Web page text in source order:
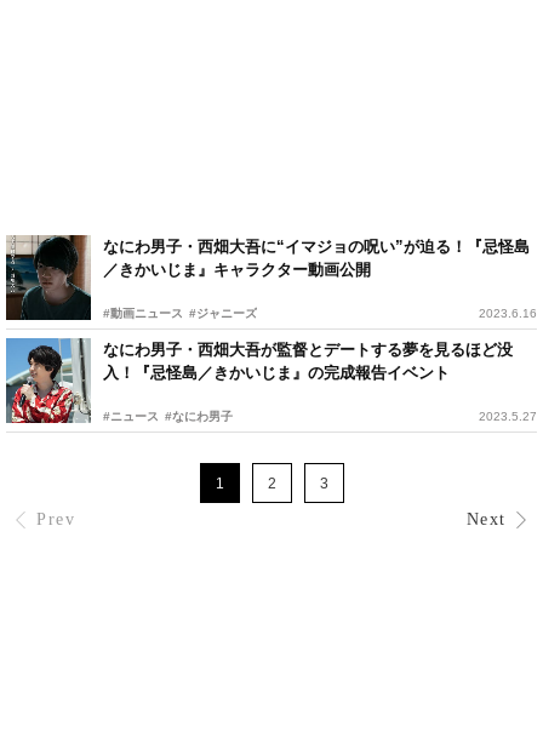
なにわ男子・西畑大吾に“イマジョの呪い”が迫る！『忌怪島
／きかいじま』キャラクター動画公開
#動画ニュース #ジャニーズ 2023.6.16
なにわ男子・西畑大吾が監督とデートする夢を見るほど没
入！『忌怪島／きかいじま』の完成報告イベント
#ニュース #なにわ男子 2023.5.27
Prev
1 2 3
Next